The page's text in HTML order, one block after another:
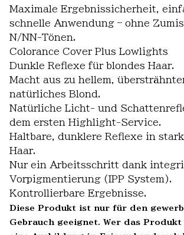
Maximale Ergebnissicherheit,
schnelle Anwendung – ohne
N/NN-Tönen.
Colorance Cover Plus Lowlights
Dunkle Reflexe für blondes Haar.
Macht aus zu hellem,
natürliches Blond.
Natürliche Licht- und
dem ersten Highlight-Service.
Haltbare, dunklere Reflexe in
Haar.
Nur ein Arbeitsschritt dank
Vorpigmentierung (IPP System).
Kontrollierbare Ergebnisse.
Diese Produkt ist nur für den
Gebrauch geeignet. Wer das